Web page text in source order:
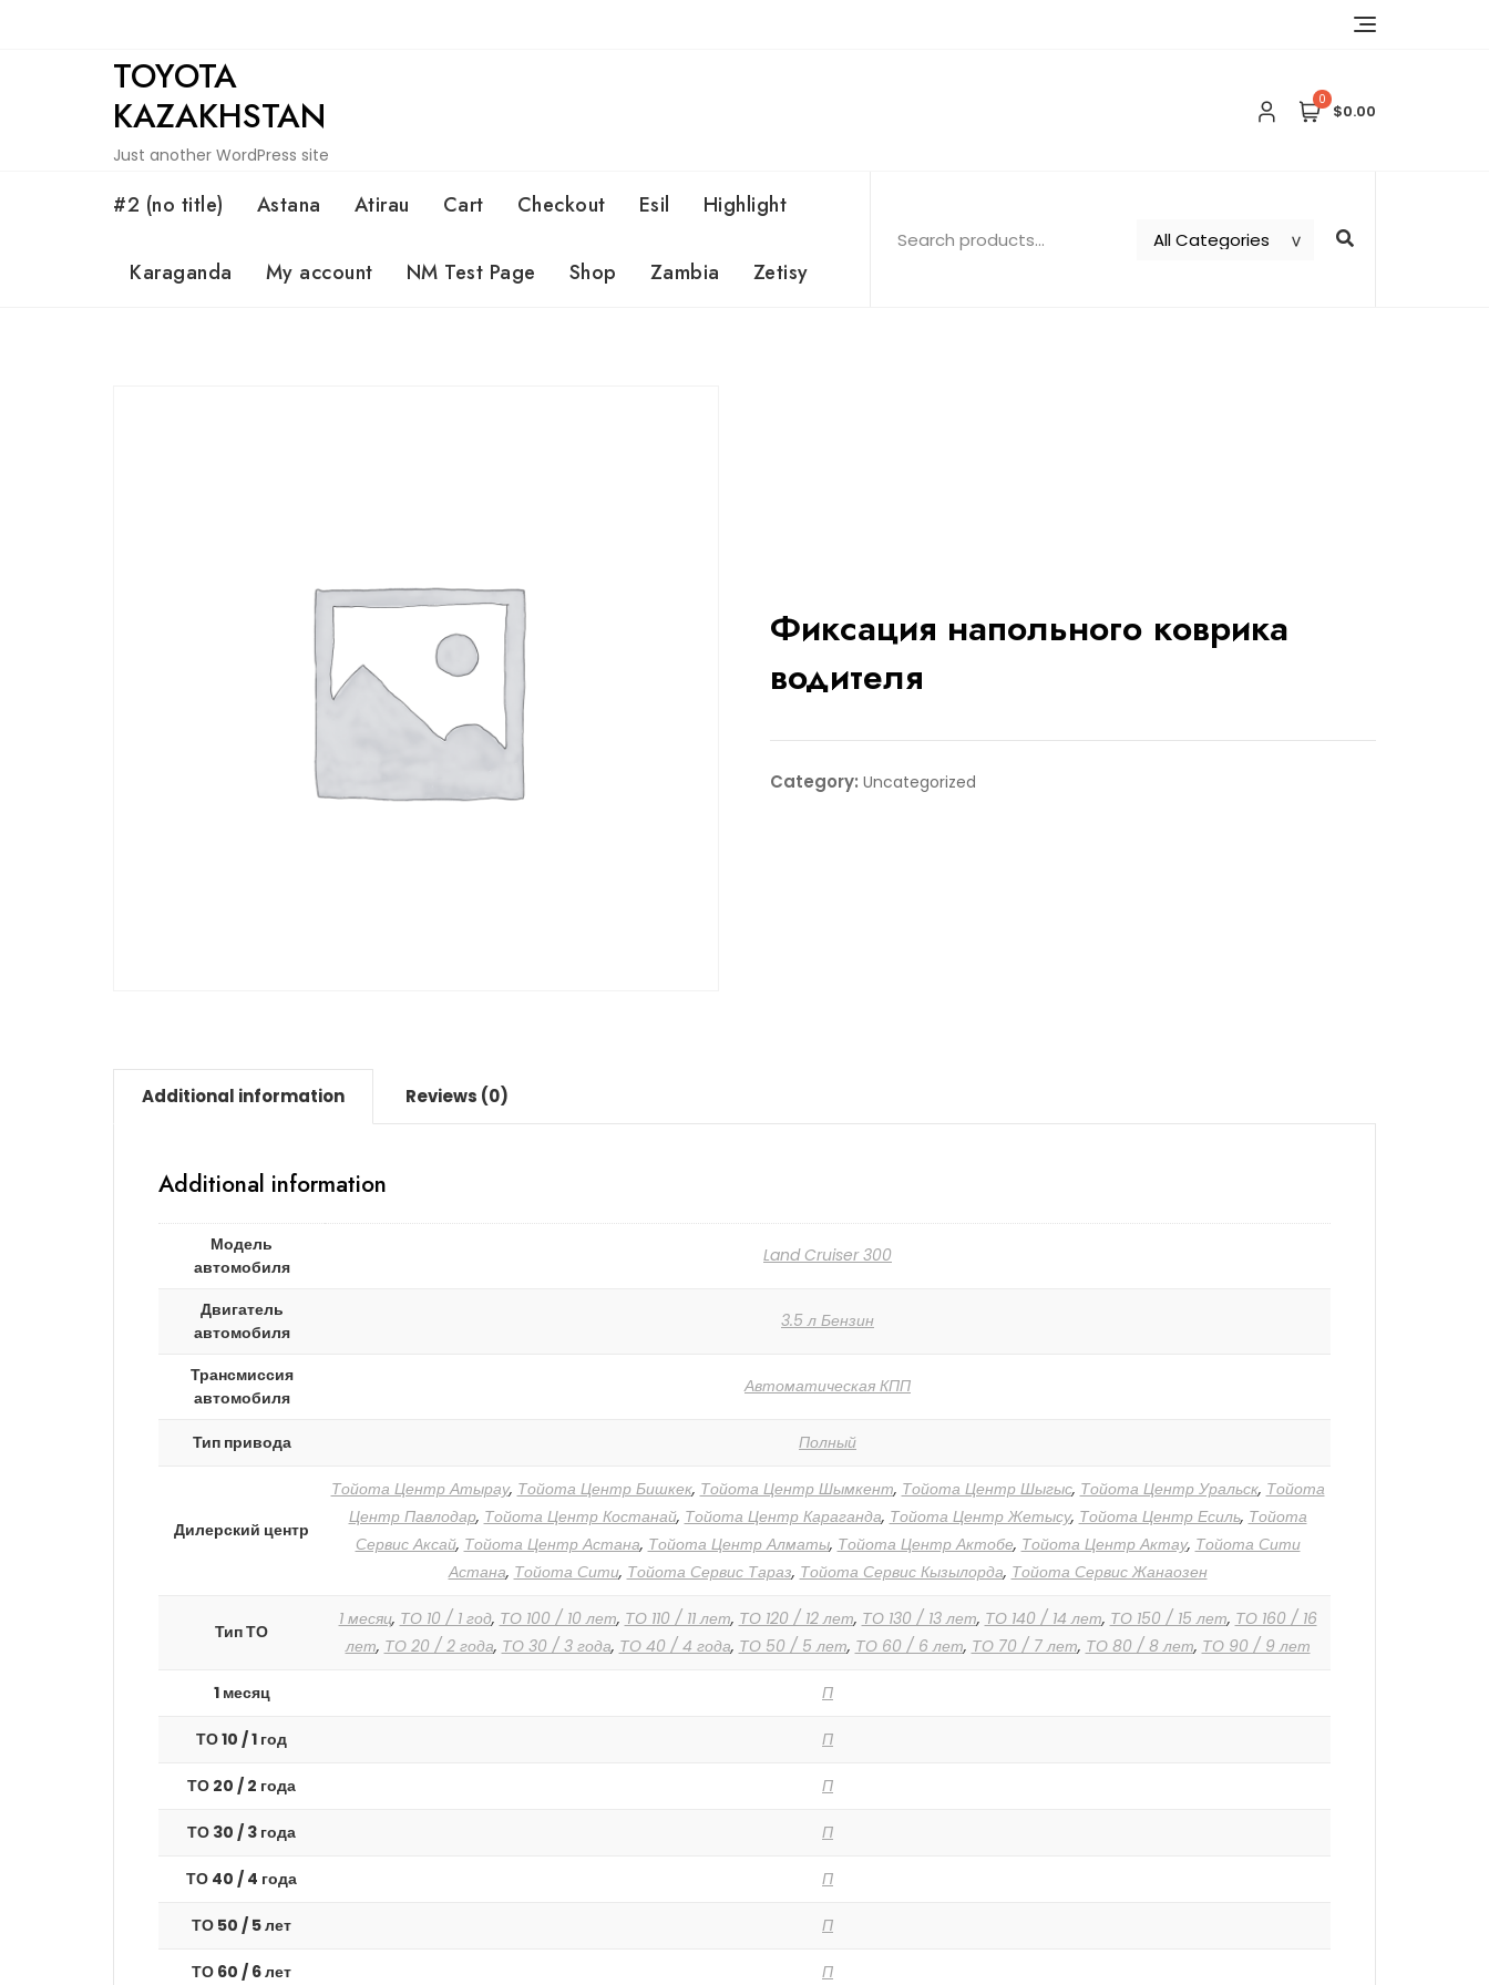
TOYOTA
KAZAKHSTAN
Just another WordPress site
0
$0.00
#2 (no title) Astana Atirau Cart Checkout Esil Highlight
Karaganda My account NM Test Page Shop Zambia Zetisy
Фиксация напольного коврика
водителя
Category: Uncategorized
Additional information Reviews (0)
Additional information
Модель
автомобиля
Land Cruiser 300
Двигатель
автомобиля
3.5 л Бензин
Трансмиссия
автомобиля
Автоматическая КПП
Тип привода Полный
Дилерский центр
Тойота Центр Атырау, Тойота Центр Бишкек, Тойота Центр Шымкент, Тойота Центр Шыгыс, Тойота Центр Уральск, Тойота
Центр Павлодар, Тойота Центр Костанай, Тойота Центр Караганда, Тойота Центр Жетысу, Тойота Центр Есиль, Тойота
Сервис Аксай, Тойота Центр Астана, Тойота Центр Алматы, Тойота Центр Актобе, Тойота Центр Актау, Тойота Сити
Астана, Тойота Сити, Тойота Сервис Тараз, Тойота Сервис Кызылорда, Тойота Сервис Жанаозен
Тип ТО
1 месяц, ТО 10 / 1 год, ТО 100 / 10 лет, ТО 110 / 11 лет, ТО 120 / 12 лет, ТО 130 / 13 лет, ТО 140 / 14 лет, ТО 150 / 15 лет, ТО 160 / 16
лет, ТО 20 / 2 года, ТО 30 / 3 года, ТО 40 / 4 года, ТО 50 / 5 лет, ТО 60 / 6 лет, ТО 70 / 7 лет, ТО 80 / 8 лет, ТО 90 / 9 лет
1 месяц П
ТО 10 / 1 год П
ТО 20 / 2 года П
ТО 30 / 3 года П
ТО 40 / 4 года П
ТО 50 / 5 лет П
ТО 60 / 6 лет П